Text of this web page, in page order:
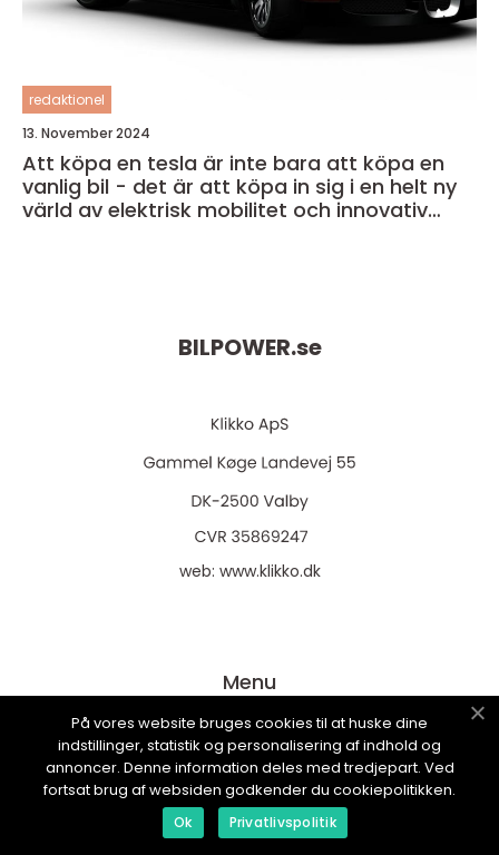
redaktionel
13. November 2024
Att köpa en tesla är inte bara att köpa en
vanlig bil - det är att köpa in sig i en helt ny
värld av elektrisk mobilitet och innovativ
BILPOWER.se
web: www.klikko.dk
Menu
Annonsering
Om oss
Cookies
På vores website bruges cookies til at huske dine
indstillinger, statistik og personalisering af indhold og
annoncer. Denne information deles med tredjepart. Ved
fortsat brug af websiden godkender du cookiepolitikken.
Ok Privatlivspolitik